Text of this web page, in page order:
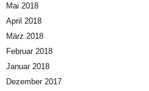
Mai 2018
April 2018
März 2018
Februar 2018
Januar 2018
Dezember 2017